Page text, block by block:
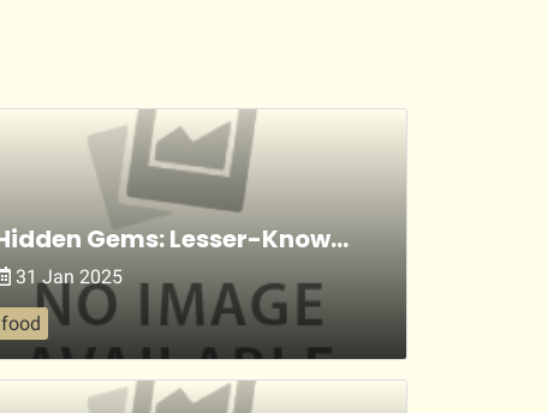
Hidden Gems: Lesser-Known Italian Delights You Need to Try
31 Jan 2025
food